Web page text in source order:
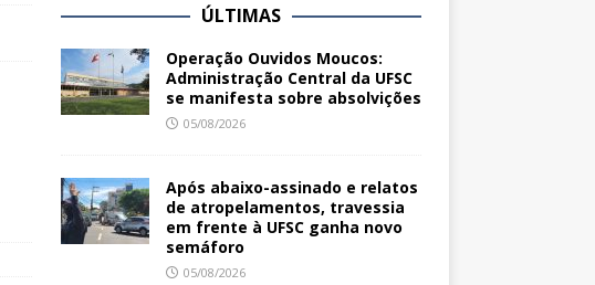
ÚLTIMAS
Operação Ouvidos Moucos:
Administração Central da UFSC
se manifesta sobre absolvições
05/08/2026
Após abaixo-assinado e relatos
de atropelamentos, travessia
em frente à UFSC ganha novo
semáforo
05/08/2026